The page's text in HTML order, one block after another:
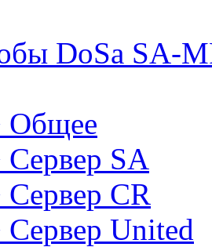
DoSа SA-
Общее
Сервер SA
Сервер CR
Сервер United